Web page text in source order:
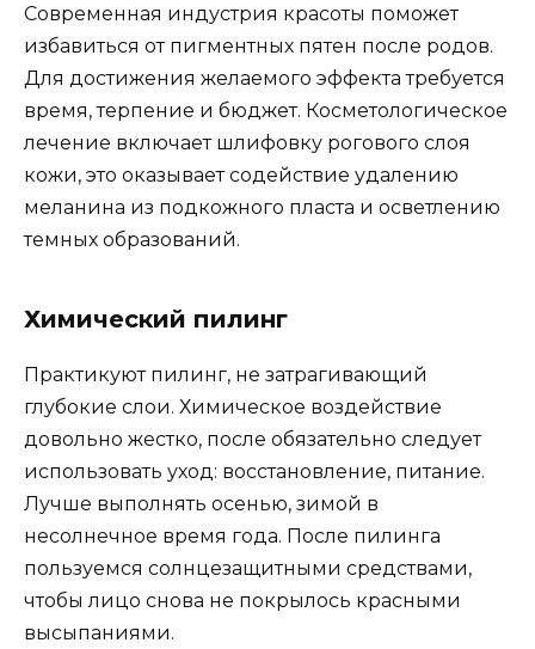
Современная индустрия красоты поможет
избавиться от пигментных пятен после родов.
Для достижения желаемого эффекта требуется
время, терпение и бюджет. Косметологическое
лечение включает шлифовку рогового слоя
кожи, это оказывает содействие удалению
меланина из подкожного пласта и осветлению
темных образований.
Химический пилинг
Практикуют пилинг, не затрагивающий
глубокие слои. Химическое воздействие
довольно жестко, после обязательно следует
использовать уход: восстановление, питание.
Лучше выполнять осенью, зимой в
несолнечное время года. После пилинга
пользуемся солнцезащитными средствами,
чтобы лицо снова не покрылось красными
высыпаниями.